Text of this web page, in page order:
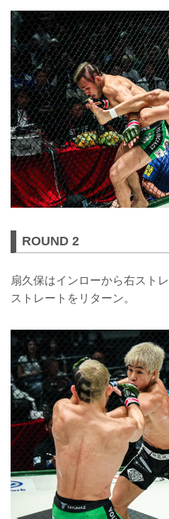
ROUND 2
扇久保はインローから右スト
ストレートをリターン。